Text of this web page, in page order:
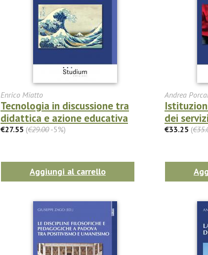
Enrico Miatto
Tecnologia in discussione tra
didattica e azione educativa
€27.55 (€29.00-5%)
Aggiungi al carrello
Andrea
dei
€33.25 (